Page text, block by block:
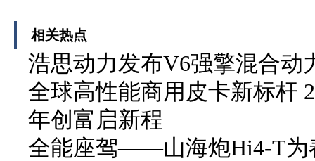
相关热点
浩思动力发布V6强擎混合动
全球高性能商用皮卡新标杆
年创富启新程
全能座驾——山海炮Hi4-T为